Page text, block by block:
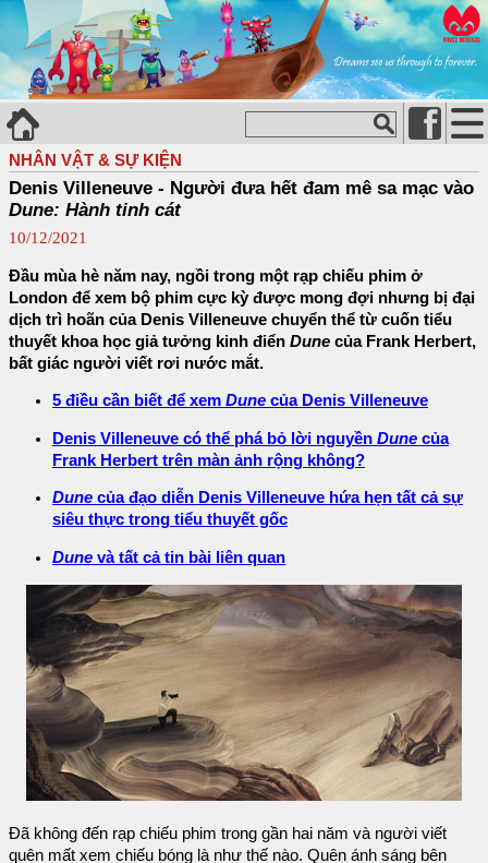
NHÂN VẬT & SỰ KIỆN
Denis Villeneuve - Người đưa hết đam mê sa mạc vào
Dune: Hành tinh cát
10/12/2021
Đầu mùa hè năm nay, ngồi trong một rạp chiếu phim ở
London để xem bộ phim cực kỳ được mong đợi nhưng bị đại
dịch trì hoãn của Denis Villeneuve chuyển thể từ cuốn tiểu
thuyết khoa học giả tưởng kinh điển Dune của Frank Herbert,
bất giác người viết rơi nước mắt.
5 điều cần biết để xem Dune của Denis Villeneuve
Denis Villeneuve có thể phá bỏ lời nguyền Dune của
Frank Herbert trên màn ảnh rộng không?
Dune của đạo diễn Denis Villeneuve hứa hẹn tất cả sự
siêu thực trong tiểu thuyết gốc
Dune và tất cả tin bài liên quan
Đã không đến rạp chiếu phim trong gần hai năm và người viết
quên mất xem chiếu bóng là như thế nào. Quên ánh sáng bên